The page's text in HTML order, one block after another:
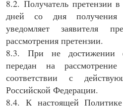
8.2. Получатель претензии
дней со дня получения
уведомляет заявителя
рассмотрения претензии.
8.3. При не достижении
передан на
соответствии с
Российской Федерации.
8.4. К настоящей